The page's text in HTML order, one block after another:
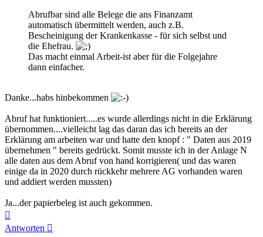
Abrufbar sind alle Belege die ans Finanzamt
automatisch übermittelt werden, auch z.B.
Bescheinigung der Krankenkasse - für sich selbst und
die Ehefrau.
Das macht einmal Arbeit-ist aber für die Folgejahre
dann einfacher.
Danke...habs hinbekommen
Abruf hat funktioniert.....es wurde allerdings nicht in die Erklärung
übernommen....vielleicht lag das daran das ich bereits an der
Erklärung am arbeiten war und hatte den knopf : " Daten aus 2019
übernehmen " bereits gedrückt. Somit musste ich in der Anlage N
alle daten aus dem Abruf von hand korrigieren( und das waren
einige da in 2020 durch rückkehr mehrere AG vorhanden waren
und addiert werden mussten)
Ja...der papierbeleg ist auch gekommen.
oben
Antworten